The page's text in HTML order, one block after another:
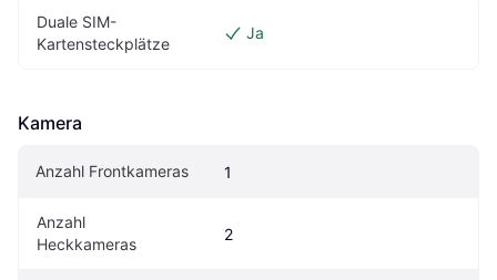
Duale SIM-
Kartensteckplätze
Ja
Kamera
Anzahl Frontkameras 1
Anzahl
Heckkameras
2